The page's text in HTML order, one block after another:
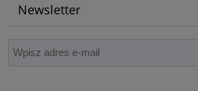
Newsletter